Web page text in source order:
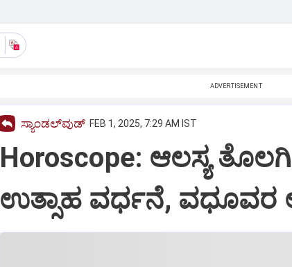
ADVERTISEMENT
ಸ್ಯಾಂಡಲ್‌ವುಡ್‌ FEB 1, 2025, 7:29 AM IST
Horoscope: ಆಲಸ್ಯ
ಉತ್ಸಾಹ ವರ್ಧನೆ, ವಧೂವರ